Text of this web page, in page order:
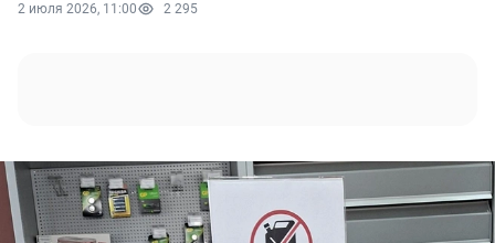
2 июля 2026, 11:00 2 295